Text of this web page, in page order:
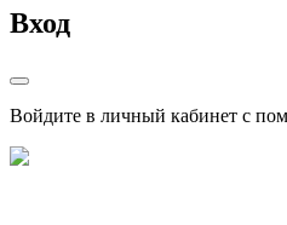
Вход
Войдите в личный кабинет с